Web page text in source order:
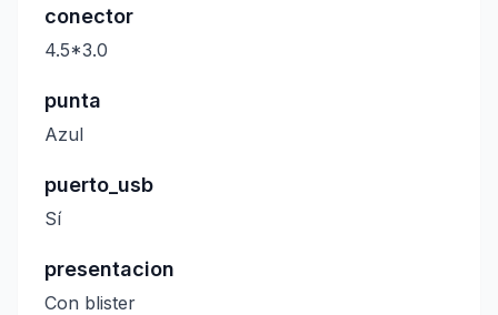
conector
4.5*3.0
punta
Azul
puerto_usb
Sí
presentacion
Con blister